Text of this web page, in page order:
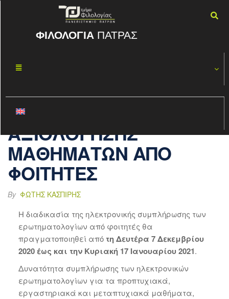
ΦΙΛΟΛΟΓΙΑ ΠΑΤΡΑΣ
02
ΕΡΩΤΗΜΑΤΟΛ
ΟΓΙΩΝ
ΑΞΙΟΛΟΓΗΣΗΣ
ΜΑΘΗΜΑΤΩΝ ΑΠΟ
ΦΟΙΤΗΤΕΣ
By ΦΏΤΗΣ ΚΑΣΠΊΡΗΣ
Η διαδικασία της ηλεκτρονικής συμπλήρωσης των
ερωτηματολογίων από φοιτητές θα
πραγματοποιηθεί από τη Δευτέρα 7 Δεκεμβρίου
2020 έως και την Κυριακή 17 Ιανουαρίου 2021.
Δυνατότητα συμπλήρωσης των ηλεκτρονικών
ερωτηματολογίων για τα προπτυχιακά,
εργαστηριακά και μεταπτυχιακά μαθήματα,